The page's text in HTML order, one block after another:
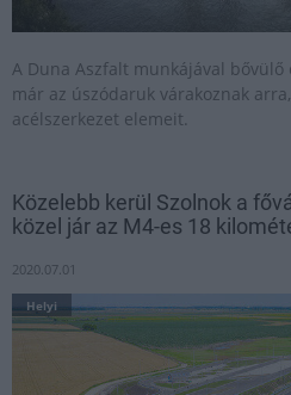
A Duna Aszfalt munkájával
már az úszódaruk várakoznak
acélszerkezet elemeit.
Közelebb kerül Szolnok a
közel jár az M4-es 18
2020.07.01
Helyi